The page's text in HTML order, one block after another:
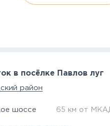
в посёлке Павлов луг
район
шоссе 65 км от